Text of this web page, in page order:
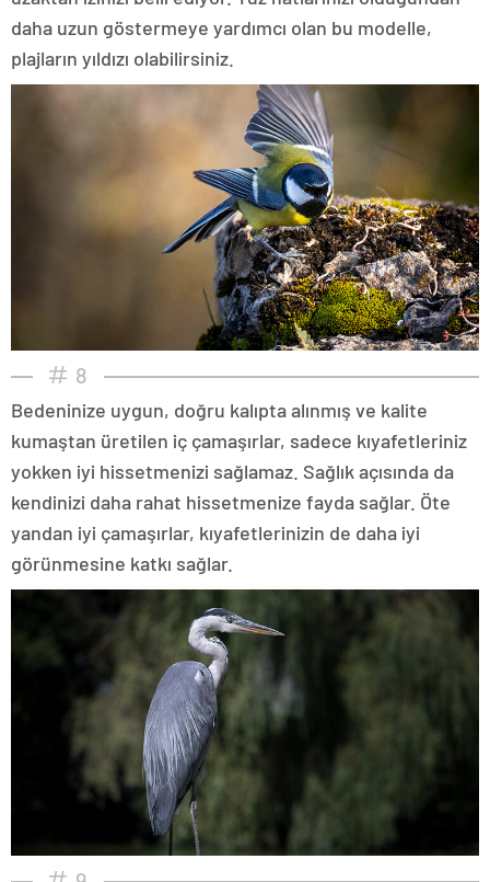
daha uzun göstermeye yardımcı olan bu modelle,
plajların yıldızı olabilirsiniz.
8
Bedeninize uygun, doğru kalıpta alınmış ve kalite
kumaştan üretilen iç çamaşırlar, sadece kıyafetleriniz
yokken iyi hissetmenizi sağlamaz. Sağlık açısında da
kendinizi daha rahat hissetmenize fayda sağlar. Öte
yandan iyi çamaşırlar, kıyafetlerinizin de daha iyi
görünmesine katkı sağlar.